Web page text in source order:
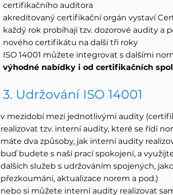
certifikačního auditora
akreditovaný certifikační orgán vystaví
každý rok probíhají tzv. dozorové audity a
nového certifikátu na další tři roky
ISO 14001 můžete integrovat s dalšími
výhodné nabídky i od certifikačních
3. Udržování ISO 14001
v mezidobí mezi jednotlivými audity
realizovat tzv. interní audity, které se řídí
máte dva způsoby, jak interní audity
buď budete s naší prací spokojení, a
dalších služeb s udržováním spojených,
přezkoumání, aktualizace norem a pod.)
nebo si můžete interní audity realizovat